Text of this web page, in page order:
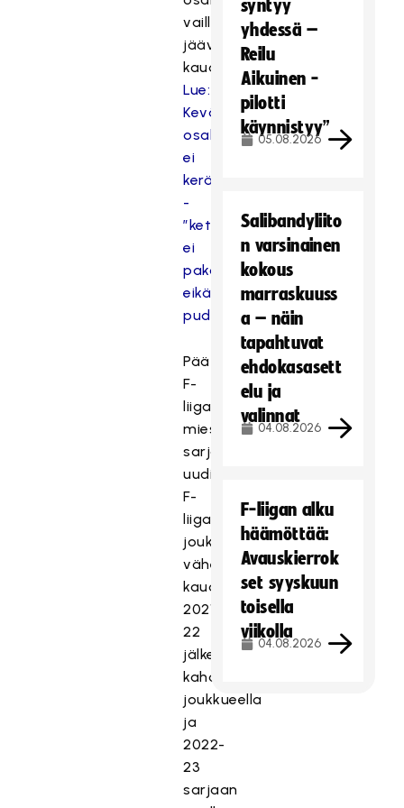
vaillinaiseksi
jäävällä
kaudella.
Lue:
Kevään
osallistumismaksuja
ei
kerätä
-
”ketään
ei
pakoteta,
eikä
pudoteta”
Päätettiin
F-
liigan
miesten
sarjajärjestelmän
uudistamisesta.
F-
liigan
joukkuemäärä
vähenee
kauden
2021-
22
jälkeen
kahdella
joukkueella
ja
2022-
23
sarjaan
syntyy
yhdessä –
Reilu
Aikuinen -
pilotti
käynnistyy”
05.08.2026
Salibandyliito
n varsinainen
kokous
marraskuuss
a – näin
tapahtuvat
ehdokasasett
elu ja
valinnat
04.08.2026
F-liigan alku
häämöttää:
Avauskierrok
set syyskuun
toisella
viikolla
04.08.2026